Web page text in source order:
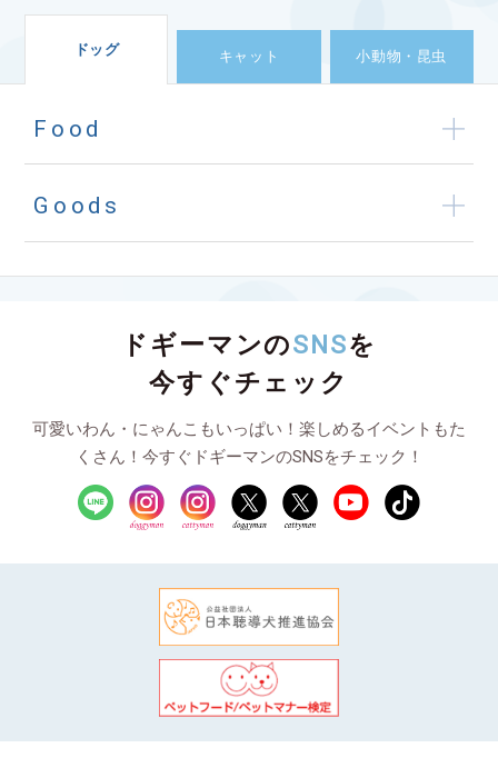
ドッグ キャット 小動物・昆虫
Food
Goods
ドギーマンのSNSを
今すぐチェック
可愛いわん・にゃんこもいっぱい！楽しめるイベントもた
くさん！今すぐドギーマンのSNSをチェック！